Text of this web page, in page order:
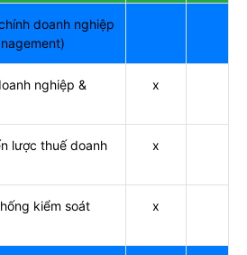
doanh nghiệp
nghiệp &
x
lược thuế doanh
x
kiểm soát
x